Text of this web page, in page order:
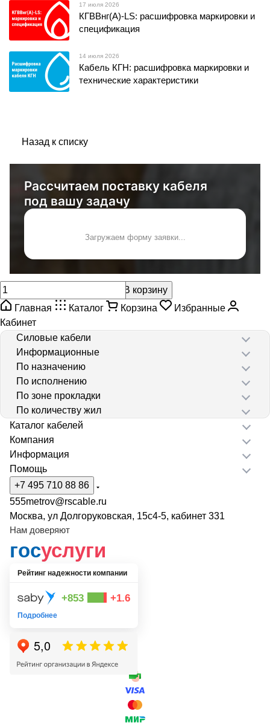
17 июля 2026
КГВВнг(А)-LS: расшифровка маркировки и
спецификация
14 июля 2026
Кабель КГН: расшифровка маркировки и
технические характеристики
Назад к списку
Рассчитаем поставку кабеля
под вашу задачу
Загружаем форму заявки...
В корзину
Главная
Каталог Корзина
Избранные
Кабинет
Силовые кабели
Информационные
По назначению
По исполнению
По зоне прокладки
По количеству жил
Каталог кабелей
Компания
Информация
Помощь
+7 495 710 88 86
555metrov@rscable.ru
Москва, ул Долгоруковская, 15с4-5, кабинет 331
Нам доверяют
госуслуги
Рейтинг надежности компании
+853 +1.6
Подробнее